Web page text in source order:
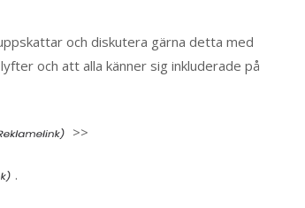
och diskutera gärna detta med
och att alla känner sig inkluderade på
>>
.